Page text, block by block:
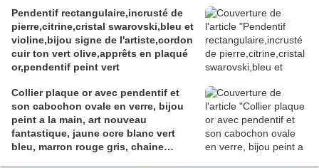
Pendentif rectangulaire,incrusté de
pierre,citrine,cristal swarovski,bleu et
violine,bijou signe de l'artiste,cordon
cuir ton vert olive,apprêts en plaqué
or,pendentif peint vert
Collier plaque or avec pendentif et
son cabochon ovale en verre, bijou
peint a la main, art nouveau
fantastique, jaune ocre blanc vert
bleu, marron rouge gris, chaine